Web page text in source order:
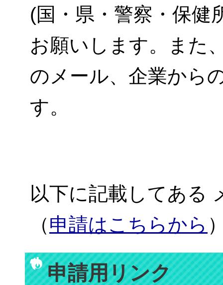
(国・県・警察・保健
お願いします。また
のメール、企業から
す。
以下に記載してある
（申請はこちらから
申請用リンク